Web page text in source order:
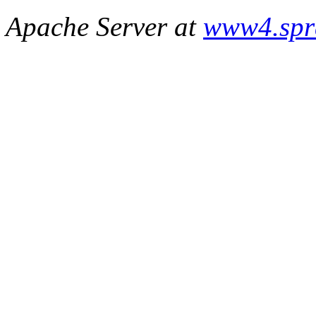
Apache Server at